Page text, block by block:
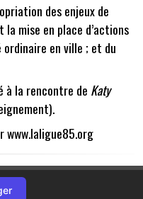
des enjeux de
mise en place d’actions
en ville ; et du
à la rencontre de Katy
www.laligue85.org